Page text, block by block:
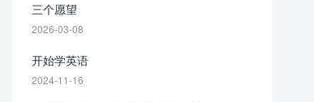
三个愿望
2026-03-08
开始学英语
2024-11-16